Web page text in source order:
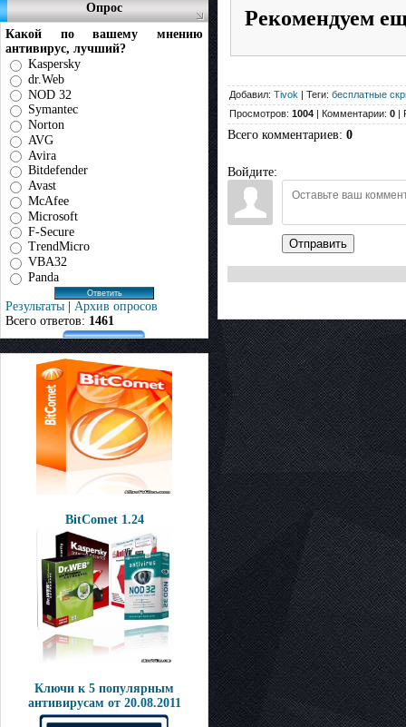
Опрос
Какой по вашему мнению
антивирус, лучший?
Kaspersky
dr.Web
NOD 32
Symantec
Norton
AVG
Avira
Bitdefender
Avast
McAfee
Microsoft
F-Secure
TrendMicro
VBA32
Panda
Результаты | Архив опросов
Всего ответов: 1461
BitComet 1.24
Ключи к 5 популярным
антивирусам от 20.08.2011
Рекомендуем
Добавил: Tivok | Теги: бесплатные
Просмотров: 1004 | Комментарии: 0 |
Всего комментариев: 0
Войдите:
Отправить